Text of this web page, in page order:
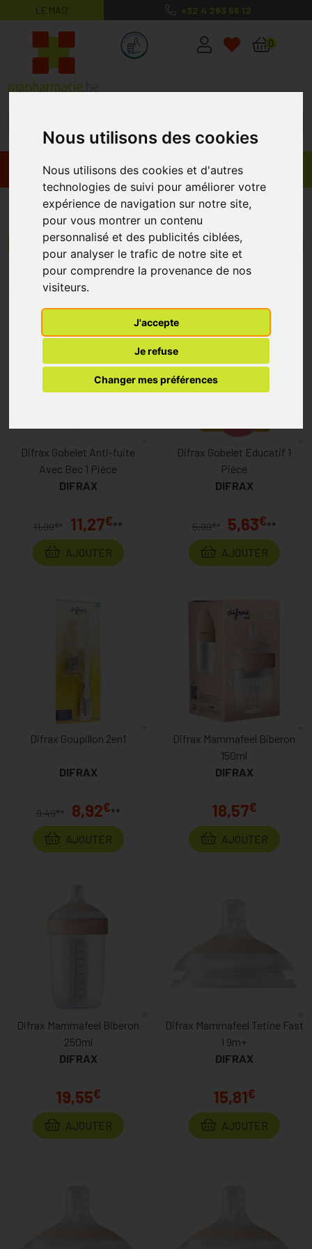
Nous utilisons des cookies
Nous utilisons des cookies et d'autres
technologies de suivi pour améliorer votre
expérience de navigation sur notre site,
pour vous montrer un contenu
personnalisé et des publicités ciblées,
pour analyser le trafic de notre site et
pour comprendre la provenance de nos
visiteurs.
J'accepte
Je refuse
Changer mes préférences
LE MAG’ +32 4 263 56 12
MaPharmacie.be ma santé, mes
0
Promos Produits
Difrax
Menu/Filtres
Difrax Gobelet Anti-fuite
Avec Bec 1 Pièce
DIFRAX
11,99€* 11,27€**
AJOUTER
Difrax Gobelet Educatif 1
Pièce
DIFRAX
5,99€ * 5,63€**
AJOUTER
Difrax Goupillon 2en1
DIFRAX
9,49€ * 8,92€**
AJOUTER
Difrax Mammafeel Biberon
150ml
DIFRAX
18,57€
AJOUTER
Difrax Mammafeel Biberon
250ml
DIFRAX
19,55€
AJOUTER
Difrax Mammafeel Tetine Fast
l 9m+
DIFRAX
15,81€
AJOUTER